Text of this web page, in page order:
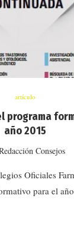
artículo
programa
año 2015
Consejos
Oficiales
para el